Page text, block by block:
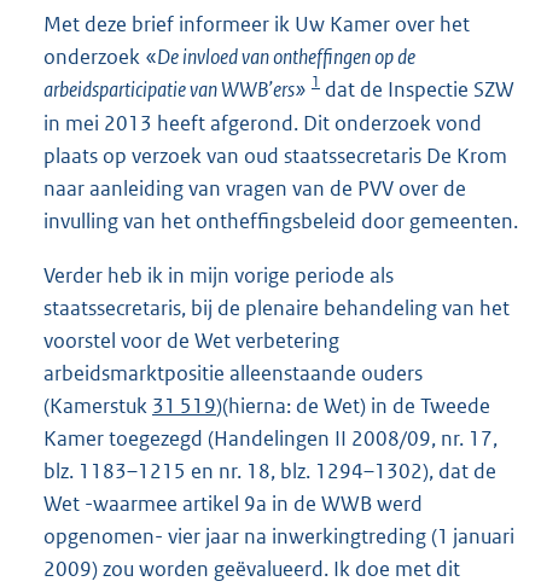
Met deze brief informeer ik Uw Kamer over het
onderzoek «De invloed van ontheffingen op de
arbeidsparticipatie van WWB’ers» 1 dat de Inspectie SZW
in mei 2013 heeft afgerond. Dit onderzoek vond
plaats op verzoek van oud staatssecretaris De Krom
naar aanleiding van vragen van de PVV over de
invulling van het ontheffingsbeleid door gemeenten.
Verder heb ik in mijn vorige periode als
staatssecretaris, bij de plenaire behandeling van het
voorstel voor de Wet verbetering
arbeidsmarktpositie alleenstaande ouders
(Kamerstuk 31 519)(hierna: de Wet) in de Tweede
Kamer toegezegd (Handelingen II 2008/09, nr. 17,
blz. 1183–1215 en nr. 18, blz. 1294–1302), dat de
Wet -waarmee artikel 9a in de WWB werd
opgenomen- vier jaar na inwerkingtreding (1 januari
2009) zou worden geëvalueerd. Ik doe met dit